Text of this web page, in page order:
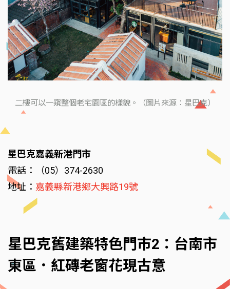
二樓可以一窺整個老宅園區的樣貌。（圖片來源：星巴克）
星巴克嘉義新港門市
電話：（05）374-2630
地址： 嘉義縣新港鄉大興路19號
星巴克舊建築特色門市2：台南市
東區．紅磚老窗花現古意